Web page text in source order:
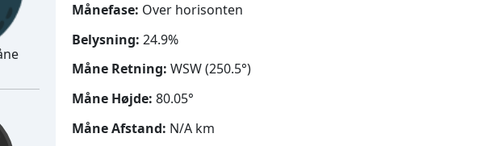
Månefase: Over horisonten
Belysning: 24.9%
Måne Retning: WSW (250.5°)
Måne Højde: 80.05°
Måne Afstand: N/A km